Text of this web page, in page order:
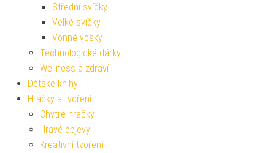
Střední svíčky
Velké svíčky
Vonné vosky
Technologické dárky
Wellness a zdraví
Dětské knihy
Hračky a tvoření
Chytré hračky
Hravé objevy
Kreativní tvoření